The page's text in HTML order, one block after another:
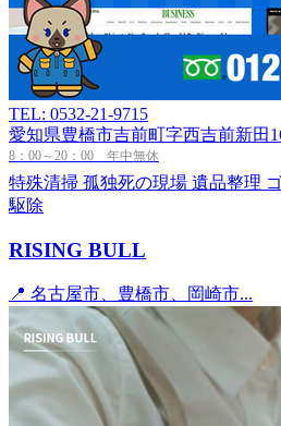
TEL: 0532-21-9715
愛知県豊橋市吉前町字西吉前新田
8：00～20：00 年中無休
特殊清掃 孤独死の現場 遺品整理
駆除
RISING BULL
📍 名古屋市、豊橋市、岡崎市...